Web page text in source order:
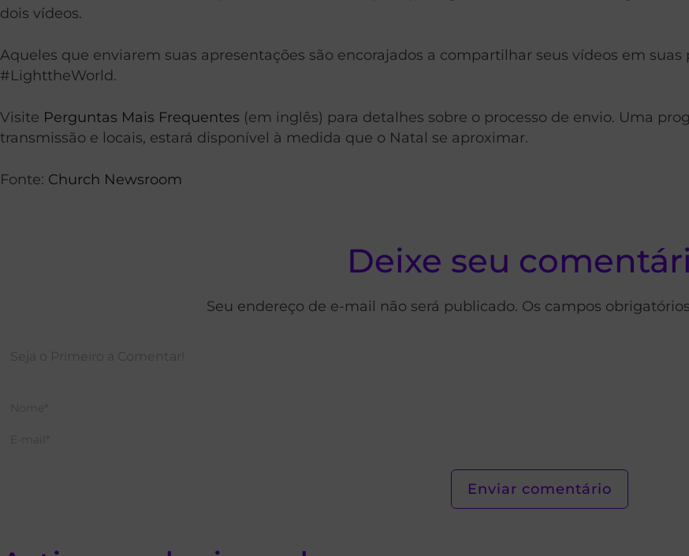
dois vídeos.
Aqueles que enviarem suas apresentações são encorajados a compartilhar seus vídeos em
#LighttheWorld.
Visite Perguntas Mais Frequentes (em inglês) para detalhes sobre o processo de envio. Uma
transmissão e locais, estará disponível à medida que o Natal se aproximar.
Fonte: Church Newsroom
Deixe seu
Seu endereço de e-mail não será publicado. Os campos